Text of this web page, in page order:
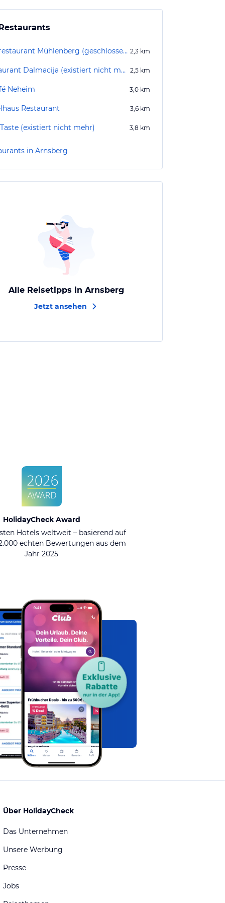
Parkrestaurant Mühlenberg (geschlossen) 2,3 km
Restaurant Dalmacija (existiert nicht mehr) 2,5 km
Neheim 3,0 km
Restaurant 3,6 km
(existiert nicht mehr) 3,8 km
in Arnsberg
Alle Reisetipps in Arnsberg
Jetzt ansehen
HolidayCheck Award
Hotels weltweit – basierend auf
echten Bewertungen aus dem
Jahr 2025
Über HolidayCheck
Das Unternehmen
Unsere Werbung
Presse
Jobs